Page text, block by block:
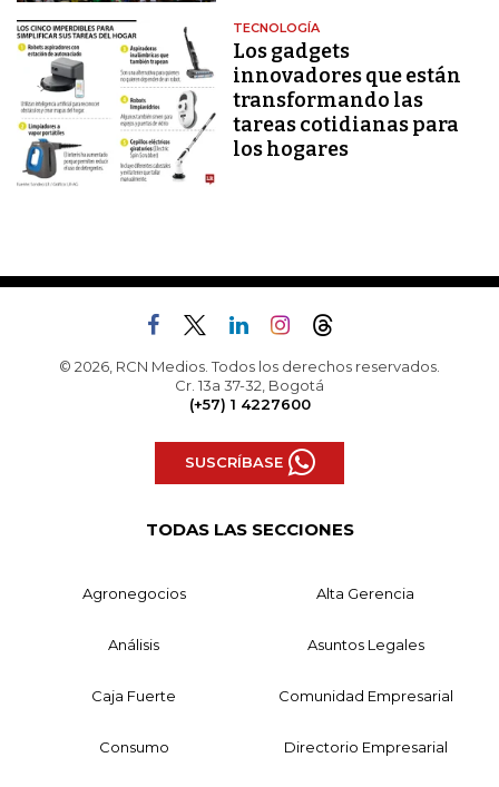
TECNOLOGÍA
Los gadgets
innovadores que están
transformando las
tareas cotidianas para
los hogares
© 2026, RCN Medios. Todos los derechos reservados.
Cr. 13a 37-32, Bogotá
(+57) 1 4227600
SUSCRÍBASE
TODAS LAS SECCIONES
Agronegocios Alta Gerencia
Análisis Asuntos Legales
Caja Fuerte Comunidad Empresarial
Consumo Directorio Empresarial